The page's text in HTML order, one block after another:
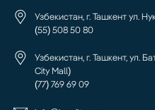
Узбекистан, г. Ташкент ул.
(55) 508 50 80
Узбекистан, г. Ташкент, ул.
City Mall)
(77) 769 69 09